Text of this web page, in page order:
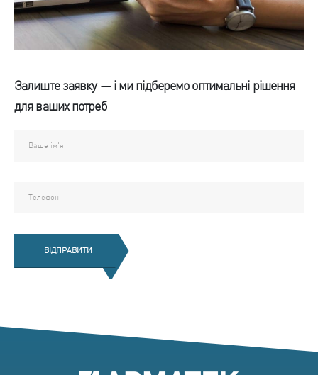
Залиште заявку — і ми підберемо оптимальні рішення
для ваших потреб
ВІДПРАВИТИ